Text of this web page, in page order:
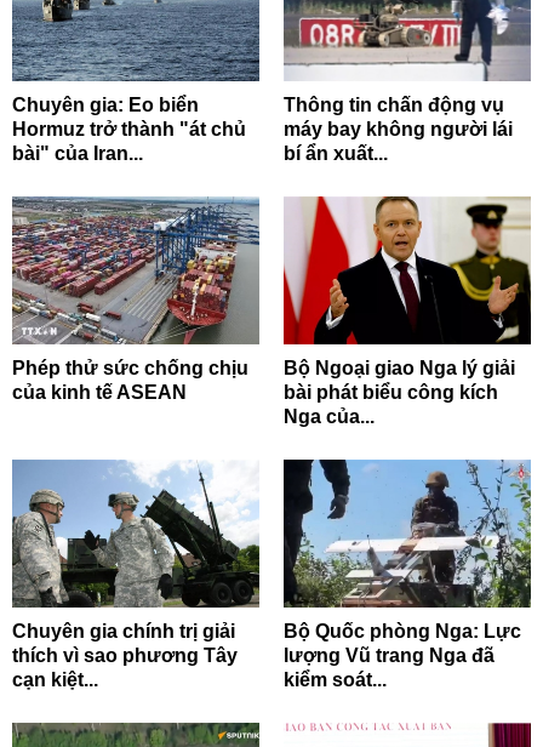
Chuyên gia: Eo biển
Hormuz trở thành "át chủ
bài" của Iran...
Thông tin chấn động vụ
máy bay không người lái
bí ẩn xuất...
Phép thử sức chống chịu
của kinh tế ASEAN
Bộ Ngoại giao Nga lý giải
bài phát biểu công kích
Nga của...
Chuyên gia chính trị giải
thích vì sao phương Tây
cạn kiệt...
Bộ Quốc phòng Nga: Lực
lượng Vũ trang Nga đã
kiểm soát...